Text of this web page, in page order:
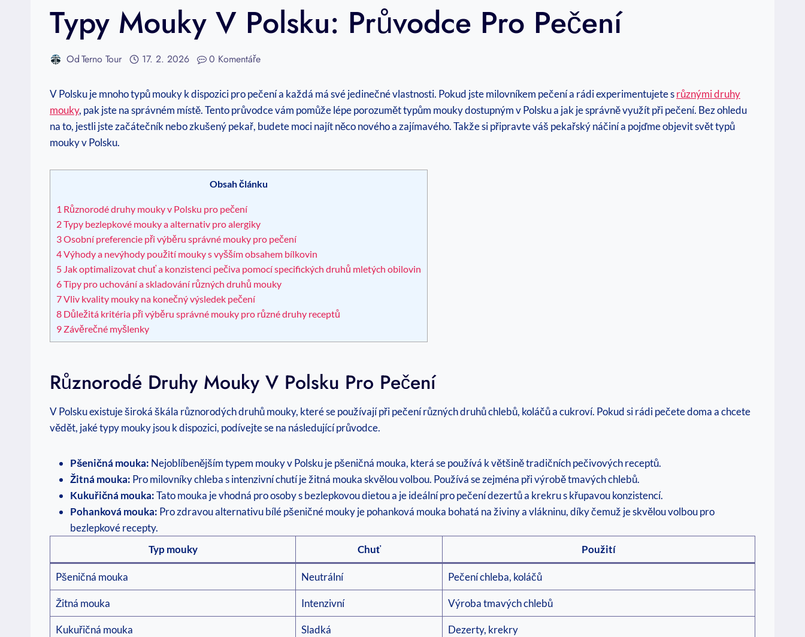
Typy Mouky V Polsku: Průvodce Pro Pečení
OdTerno Tour 17. 2. 2026 0 Komentáře
V Polsku ‍je mnoho typů mouky k dispozici pro pečení a ​každá⁤ má své‌ jedinečné‍ vlastnosti. Pokud jste ⁤milovníkem pečení a rádi ⁤experimentujete srůznými druhy
mouky, pak jste na správném místě. Tento průvodce ⁤vám pomůže ‌lépe porozumět⁣ typům mouky ‍dostupným v Polsku a jak je‌ správně využít při pečení. Bez ohledu
na to, jestli jste začátečník nebo zkušený pekař, budete moci najít něco nového​ a zajímavého. Takže si připravte⁤ váš pekařský náčiní a pojďme objevit ⁢svět​ typů
mouky v Polsku.
Obsah článku
1 Různorodé druhy mouky v Polsku pro pečení
2Typy bezlepkové mouky a alternativ pro alergiky
3Osobní preferencie při výběru správné⁢ mouky pro ⁢pečení
4Výhody a nevýhody použití mouky s vyšším obsahem bílkovin
5 Jak optimalizovat chuť a konzistenci pečiva‍ pomocí specifických druhů mletých‌ obilovin
6Tipy pro uchování a skladování různých⁤ druhů mouky
7Vliv kvality mouky ‍na konečný výsledek pečení
8 Důležitá kritéria při ⁢výběru správné mouky pro různé ⁤druhy receptů
9 Závěrečné myšlenky
Různorodé Druhy Mouky V Polsku Pro Pečení
V Polsku ‌existuje široká ⁤škála​ různorodých druhů mouky, které‍ se používají při ⁤pečení různých druhů ​chlebů, koláčů ​a ‍cukroví. Pokud si ​rádi ‍pečete doma a chcete
vědět,⁢ jaké typy mouky ‌jsou k dispozici, podívejte se na následující průvodce.
Pšeničná mouka: Nejoblíbenějším typem mouky v Polsku je pšeničná mouka, která se ‌používá k většině⁣ tradičních pečivových⁢ receptů.
Žitná ⁤mouka: Pro milovníky chleba ⁣s intenzivní ⁤chutí je žitná mouka skvělou volbou. Používá se zejména při výrobě tmavých chlebů.
Kukuřičná mouka:Tato mouka je⁢ vhodná⁤ pro osoby s bezlepkovou dietou a je ideální pro⁤ pečení dezertů a krekru ‍s‍ křupavou konzistencí.
Pohanková mouka: Pro zdravou alternativu bílé pšeničné mouky‍ je pohanková mouka⁤ bohatá na živiny a vlákninu, díky čemuž je skvělou volbou pro
bezlepkové recepty.
Typ ⁢mouky
Chuť Použití
Pšeničná ⁤mouka Neutrální Pečení chleba, koláčů
Žitná mouka Intenzivní Výroba tmavých chlebů
Kukuřičná mouka Sladká Dezerty, krekry